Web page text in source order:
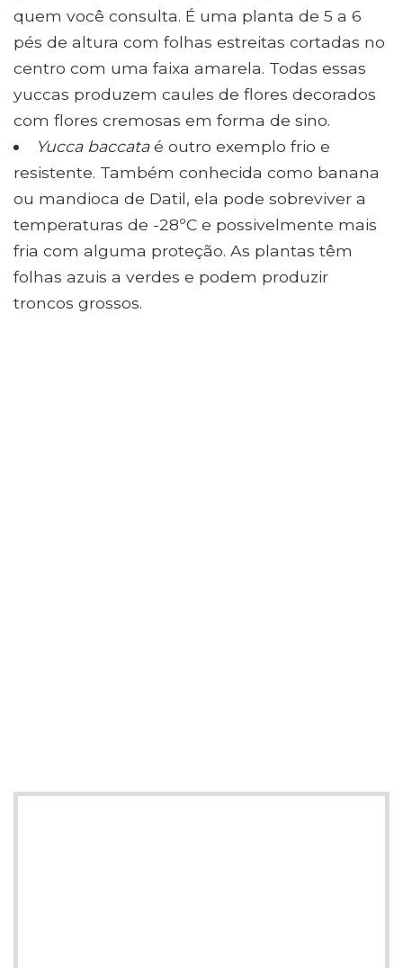
quem você consulta. É uma planta de 5 a 6
pés de altura com folhas estreitas cortadas no
centro com uma faixa amarela. Todas essas
yuccas produzem caules de flores decorados
com flores cremosas em forma de sino.
Yucca baccataé outro exemplo frio e
resistente. Também conhecida como banana
ou mandioca de Datil, ela pode sobreviver a
temperaturas de -28ºC e possivelmente mais
fria com alguma proteção. As plantas têm
folhas azuis a verdes e podem produzir
troncos grossos.